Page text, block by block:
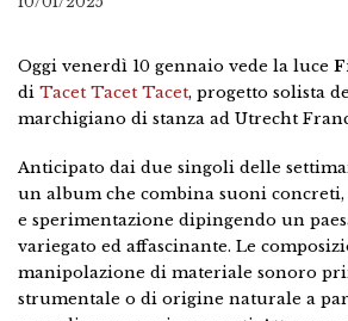
Oggi venerdì 10 gennaio vede la luce
di Tacet Tacet Tacet, progetto solista
marchigiano di stanza ad Utrecht
Anticipato dai due singoli delle
un album che combina suoni
e sperimentazione dipingendo un
variegato ed affascinante. Le
manipolazione di materiale sonoro
strumentale o di origine naturale a